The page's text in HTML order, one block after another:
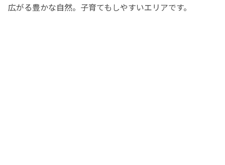
広がる豊かな自然。子育てもしやすいエリアです。